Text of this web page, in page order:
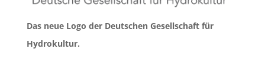
Das neue Logo der Deutschen Gesellschaft für
Hydrokultur.